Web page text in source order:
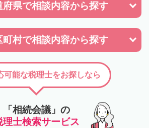
府県で相談内容から探す
町村で相談内容から探す
「相続会議」の
理士検索サービス
可能な税理士をお探しなら